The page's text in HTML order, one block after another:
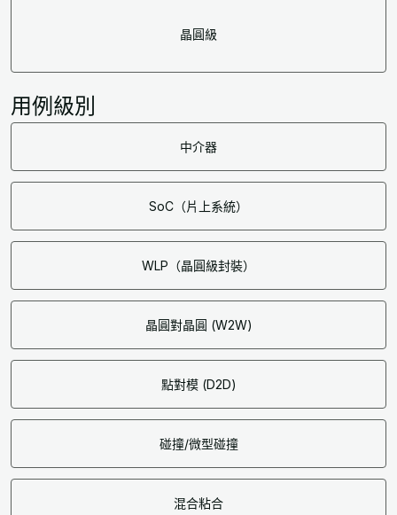
晶圓級
用例級別
中介器
SoC（片上系統）
WLP（晶圓級封裝）
晶圓對晶圓 (W2W)
點對模 (D2D)
碰撞/微型碰撞
混合粘合